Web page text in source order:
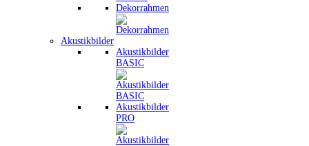
Dekorrahmen
Akustikbilder
Akustikbilder
BASIC
Akustikbilder
PRO